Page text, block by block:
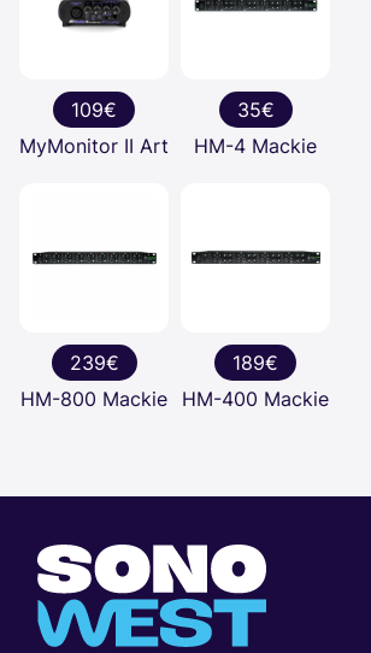
109€
MyMonitor II Art
35€
HM-4 Mackie
239€
HM-800 Mackie
189€
HM-400 Mackie